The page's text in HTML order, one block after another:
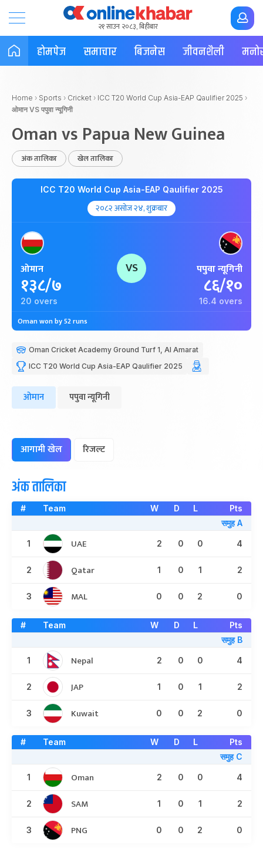
२१ साउन २०८३, बिहीबार
होमपेज समाचार बिजनेस जीवनशैली
Home › Sports › Cricket › ICC T20 World Cup Asia-EAP Qaulifier 2025 ›
ओमान VS पपुवा न्यूगिनी
Oman vs Papua New Guinea
अंक तालिका खेल तालिका
ICC T20 World Cup Asia-EAP Qaulifier 2025
२०८२ असोज २४, शुक्रबार
ओमान
१३८/७
20 overs
VS पपुवा न्यूगिनी
८६/१०
16.4 overs
Oman won by 52 runs
Oman Cricket Academy Ground Turf 1, Al Amarat
ICC T20 World Cup Asia-EAP Qaulifier 2025
ओमान पपुवा न्यूगिनी
आगामी खेल रिजल्ट
अंक तालिका
# Team W D L
Pts
समुह A
1 UAE 2 0 0 4
2 Qatar 1 0 1 2
3 MAL 0 0 2 0
# Team W D L
Pts
समुह B
1 Nepal 2 0 0 4
2 JAP 1 0 1 2
3 Kuwait 0 0 2 0
# Team W D L
Pts
समुह C
1 Oman 2 0 0 4
2 SAM 1 0 1 2
3 PNG 0 0 2 0